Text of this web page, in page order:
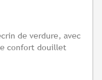
de verdure, avec
confort douillet